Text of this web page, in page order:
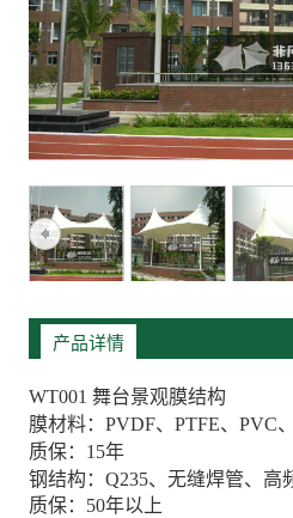
产品详情
WT001 舞台景观膜结构
膜材料：PVDF、PTFE、PVC
质保：15年
钢结构：Q235、无缝焊管、高
质保：50年以上